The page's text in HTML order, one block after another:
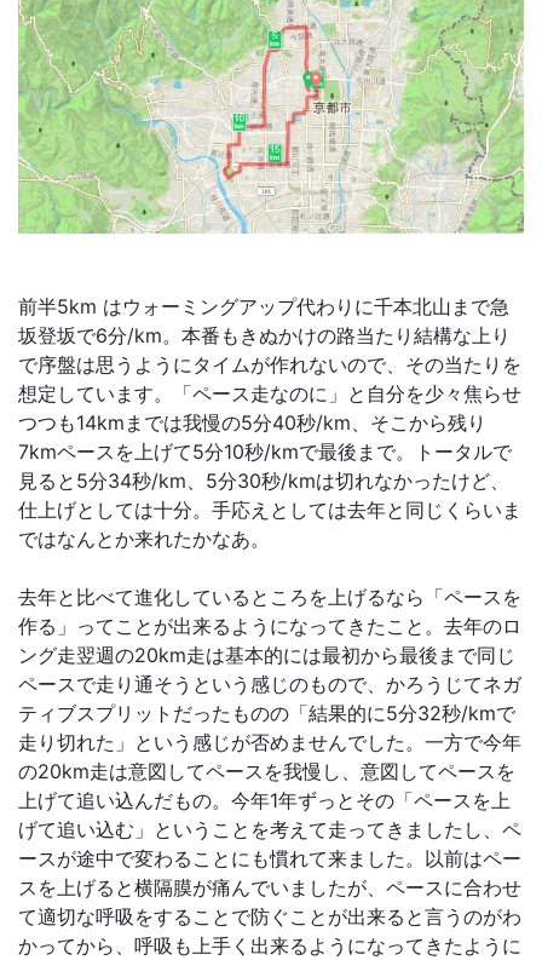
前半5km はウォーミングアップ代わりに千本北山まで急
坂登坂で6分/km。本番もきぬかけの路当たり結構な上り
で序盤は思うようにタイムが作れないので、その当たりを
想定しています。「ペース走なのに」と自分を少々焦らせ
つつも14kmまでは我慢の5分40秒/km、そこから残り
7kmペースを上げて5分10秒/kmで最後まで。トータルで
見ると5分34秒/km、5分30秒/kmは切れなかったけど、
仕上げとしては十分。手応えとしては去年と同じくらいま
ではなんとか来れたかなあ。
去年と比べて進化しているところを上げるなら「ペースを
作る」ってことが出来るようになってきたこと。去年のロ
ング走翌週の20km走は基本的には最初から最後まで同じ
ペースで走り通そうという感じのもので、かろうじてネガ
ティブスプリットだったものの「結果的に5分32秒/kmで
走り切れた」という感じが否めませんでした。一方で今年
の20km走は意図してペースを我慢し、意図してペースを
上げて追い込んだもの。今年1年ずっとその「ペースを上
げて追い込む」ということを考えて走ってきましたし、ペ
ースが途中で変わることにも慣れて来ました。以前はペー
スを上げると横隔膜が痛んでいましたが、ペースに合わせ
て適切な呼吸をすることで防ぐことが出来ると言うのがわ
かってから、呼吸も上手く出来るようになってきたように